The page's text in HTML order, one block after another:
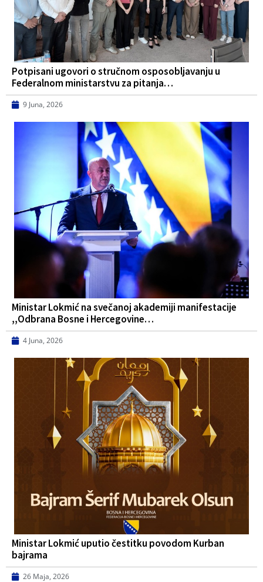
Potpisani ugovori o stručnom osposobljavanju u
Federalnom ministarstvu za pitanja…
9 Juna, 2026
Ministar Lokmić na svečanoj akademiji manifestacije
,,Odbrana Bosne i Hercegovine…
4 Juna, 2026
Ministar Lokmić uputio čestitku povodom Kurban
bajrama
26 Maja, 2026